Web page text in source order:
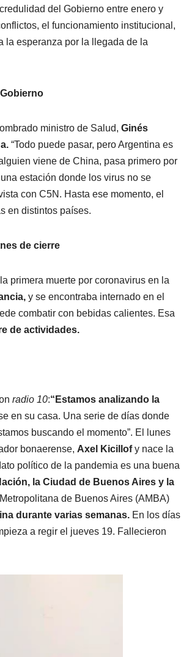
del Gobierno entre enero y
el funcionamiento institucional,
la esperanza por la llegada de la
ministro de Salud, Ginés
“Todo puede pasar, pero Argentina es
viene de China, pasa primero por
estación donde los virus no se
con C5N. Hasta ese momento, el
en distintos países.
de cierre
primera muerte por coronavirus en la
y se encontraba internado en el
combatir con bebidas calientes. Esa
de actividades.
radio 10:“Estamos analizando la
en su casa. Una serie de días donde
buscando el momento”. El lunes
bonaerense, Axel Kicillofy nace la
político de la pandemia es una buena
la Ciudad de Buenos Aires y la
de Buenos Aires (AMBA)
durante varias semanas. En los días
a regir el jueves 19. Fallecieron